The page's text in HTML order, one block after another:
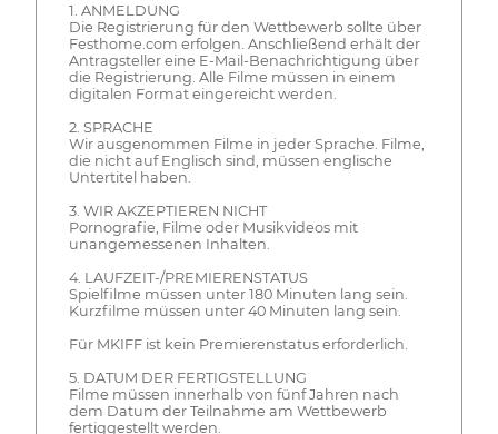
1. ANMELDUNG
Die Registrierung für den Wettbewerb sollte über
Festhome.com erfolgen. Anschließend erhält der
Antragsteller eine E-Mail-Benachrichtigung über
die Registrierung. Alle Filme müssen in einem
digitalen Format eingereicht werden.
2. SPRACHE
Wir ausgenommen Filme in jeder Sprache. Filme,
die nicht auf Englisch sind, müssen englische
Untertitel haben.
3. WIR AKZEPTIEREN NICHT
Pornografie, Filme oder Musikvideos mit
unangemessenen Inhalten.
4. LAUFZEIT-/PREMIERENSTATUS
Spielfilme müssen unter 180 Minuten lang sein.
Kurzfilme müssen unter 40 Minuten lang sein.
Für MKIFF ist kein Premierenstatus erforderlich.
5. DATUM DER FERTIGSTELLUNG
Filme müssen innerhalb von fünf Jahren nach
dem Datum der Teilnahme am Wettbewerb
fertiggestellt werden.